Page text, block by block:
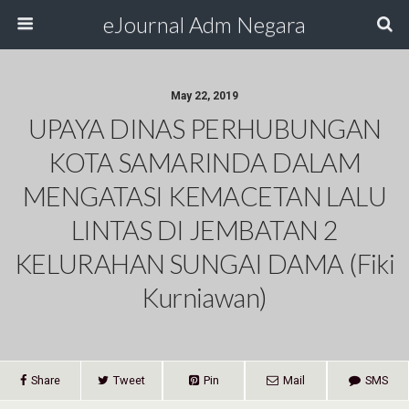
eJournal Adm Negara
May 22, 2019
UPAYA DINAS PERHUBUNGAN
KOTA SAMARINDA DALAM
MENGATASI KEMACETAN LALU
LINTAS DI JEMBATAN 2
KELURAHAN SUNGAI DAMA (Fiki
Kurniawan)
Share Tweet Pin Mail SMS